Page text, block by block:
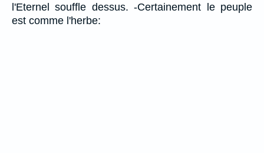
l'Eternel souffle dessus. -Certainement le peuple
est comme l'herbe: